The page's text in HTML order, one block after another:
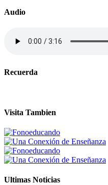
Audio
Recuerda
Visita Tambien
Ultimas Noticias